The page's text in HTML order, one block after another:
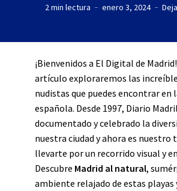
2 min lectura enero 3, 2024
¡Bienvenidos a El Digital de
artículo exploraremos las
nudistas que puedes encontrar en
española. Desde 1997, Diario
documentado y celebrado la
nuestra ciudad y ahora es nuestro
llevarte por un recorrido visual y
Descubre Madrid al natural,
ambiente relajado de estas playas